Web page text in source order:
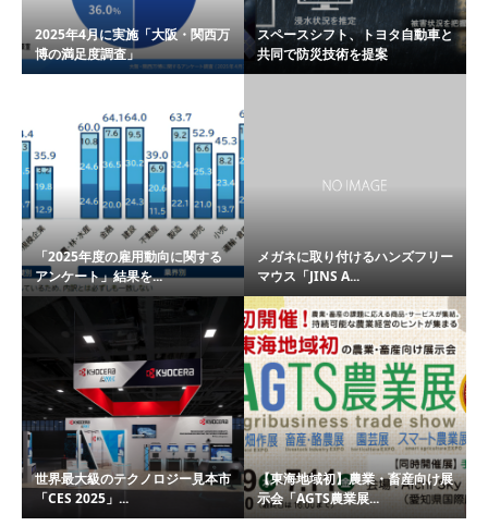
2025年4月に実施「大阪・関西万
博の満足度調査」
スペースシフト、トヨタ自動車と
共同で防災技術を提案
「2025年度の雇用動向に関する
アンケート」結果を...
メガネに取り付けるハンズフリー
マウス「JINS A...
世界最大級のテクノロジー見本市
「CES 2025」...
【東海地域初】農業・畜産向け展
示会「AGTS農業展...